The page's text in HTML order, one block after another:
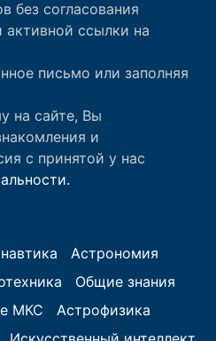
без согласования
ссылки на
письмо или заполняя
на сайте, Вы
и
с принятой у нас
Астрономия
Общие знания
МКС
Астрофизика